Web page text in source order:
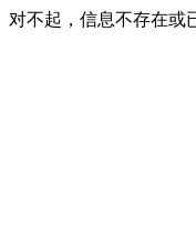
对不起，信息不存在或